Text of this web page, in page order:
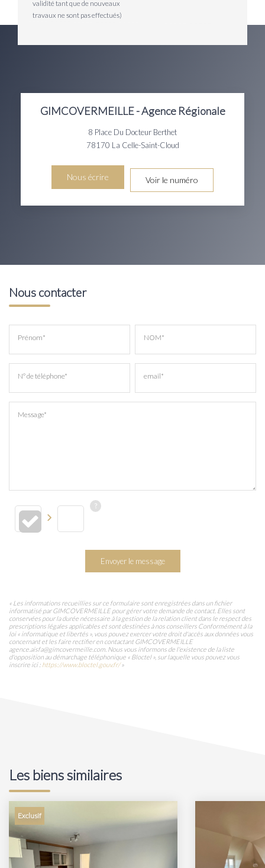
validité tant que de nouveaux
travaux ne sont pas effectués)
GIMCOVERMEILLE - Agence Régionale
8 Place Du Docteur Berthet
78170 La Celle-Saint-Cloud
Nous écrire Voir le numéro
Nous contacter
Prénom* NOM*
N° de téléphone* email*
Message*
Envoyer le message
« Les informations recueillies sur ce formulaire sont enregistrées dans un fichier
informatisé par GIMCOVERMEILLE pour gérer votre demande de contact. Elles sont
conservées pour la durée nécessaire à la gestion de la relation client dans le respect des
prescriptions légales applicables et sont destinées à nos conseillers Conformément à la
loi « informatique et libertés », vous pouvez exercer votre droit d'accès aux données vous
concernant et les faire rectifier en contactant GIMCOVERMEILLE
agence.aisfa@gimcovermeille.com. Nous vous informons de l'existence de la liste
d'opposition au démarchage téléphonique « Bloctel », sur laquelle vous pouvez vous
inscrire ici : https://www.bloctel.gouv.fr/»
Les biens similaires
Exclusif